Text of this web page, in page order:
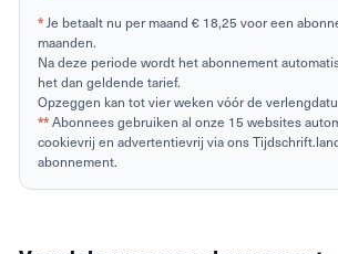
* Je betaalt nu per maand € 18,25 voor een
maanden.
Na deze periode wordt het abonnement
het dan geldende tarief.
Opzeggen kan tot vier weken vóór de
**Abonnees gebruiken al onze 15 websites
cookievrij en advertentievrij via ons
abonnement.